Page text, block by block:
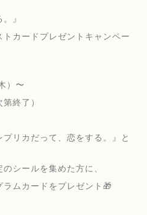
』
カードプレゼントキャンペー
）〜
終了）
リカだって、恋をする。』と
シールを集めた方に、
ムカードをプレゼント🎁